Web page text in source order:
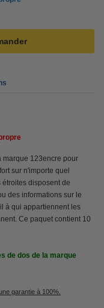
marque 123encre pour
sur n'importe quel
disposent de
des informations sur le
à qui appartiennent les
Ce paquet contient 10
de dos de la marque
garantie à 100%.